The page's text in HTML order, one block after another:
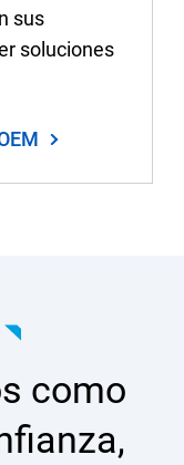
sus
soluciones
como